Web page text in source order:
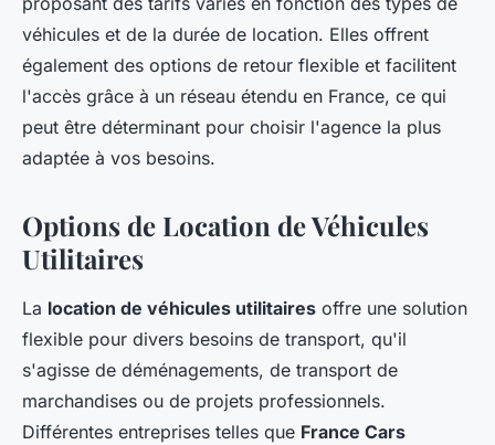
véhicules et de la durée de location. Elles offrent
également des options de retour flexible et facilitent
l'accès grâce à un réseau étendu en France, ce qui
peut être déterminant pour choisir l'agence la plus
adaptée à vos besoins.
Options de Location de Véhicules
Utilitaires
La location de véhicules utilitaires offre une solution
flexible pour divers besoins de transport, qu'il
s'agisse de déménagements, de transport de
marchandises ou de projets professionnels.
Différentes entreprises telles que France Cars